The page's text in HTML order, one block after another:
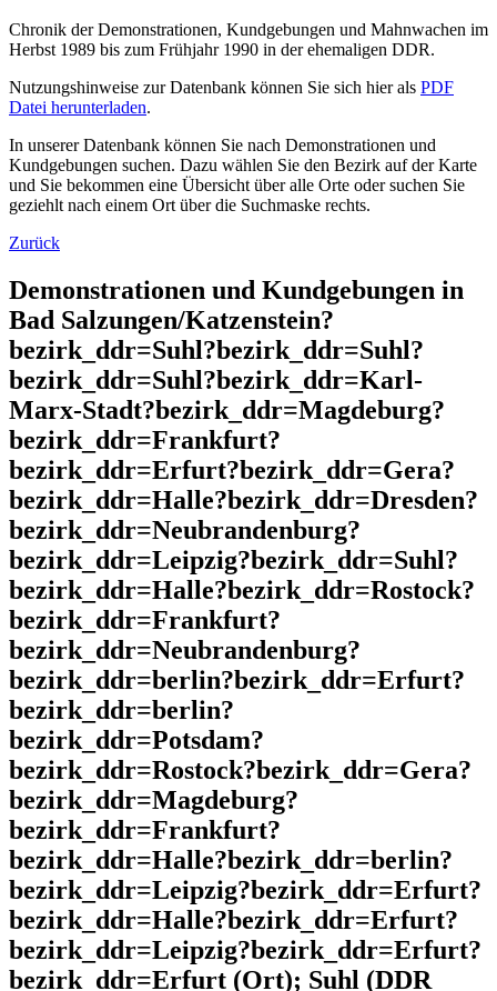
Chronik der Demonstrationen, Kundgebungen und Mahnwachen im
Herbst 1989 bis zum Frühjahr 1990 in der ehemaligen DDR.
Nutzungshinweise zur Datenbank können Sie sich hier als PDF
Datei herunterladen.
In unserer Datenbank können Sie nach Demonstrationen und
Kundgebungen suchen. Dazu wählen Sie den Bezirk auf der Karte
und Sie bekommen eine Übersicht über alle Orte oder suchen Sie
geziehlt nach einem Ort über die Suchmaske rechts.
Zurück
Demonstrationen und Kundgebungen in
Bad Salzungen/Katzenstein?
bezirk_ddr=Suhl?bezirk_ddr=Suhl?
bezirk_ddr=Suhl?bezirk_ddr=Karl-
Marx-Stadt?bezirk_ddr=Magdeburg?
bezirk_ddr=Frankfurt?
bezirk_ddr=Erfurt?bezirk_ddr=Gera?
bezirk_ddr=Halle?bezirk_ddr=Dresden?
bezirk_ddr=Neubrandenburg?
bezirk_ddr=Leipzig?bezirk_ddr=Suhl?
bezirk_ddr=Halle?bezirk_ddr=Rostock?
bezirk_ddr=Frankfurt?
bezirk_ddr=Neubrandenburg?
bezirk_ddr=berlin?bezirk_ddr=Erfurt?
bezirk_ddr=berlin?
bezirk_ddr=Potsdam?
bezirk_ddr=Rostock?bezirk_ddr=Gera?
bezirk_ddr=Magdeburg?
bezirk_ddr=Frankfurt?
bezirk_ddr=Halle?bezirk_ddr=berlin?
bezirk_ddr=Leipzig?bezirk_ddr=Erfurt?
bezirk_ddr=Halle?bezirk_ddr=Erfurt?
bezirk_ddr=Leipzig?bezirk_ddr=Erfurt?
bezirk_ddr=Erfurt (Ort); Suhl (DDR